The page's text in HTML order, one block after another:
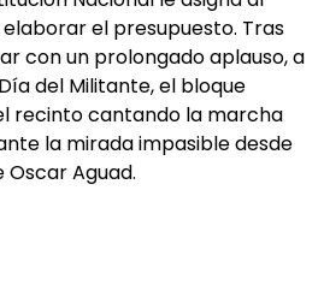
el presupuesto. Tras
con un prolongado aplauso, a
del Militante, el bloque
recinto cantando la marcha
la mirada impasible desde
Oscar Aguad.